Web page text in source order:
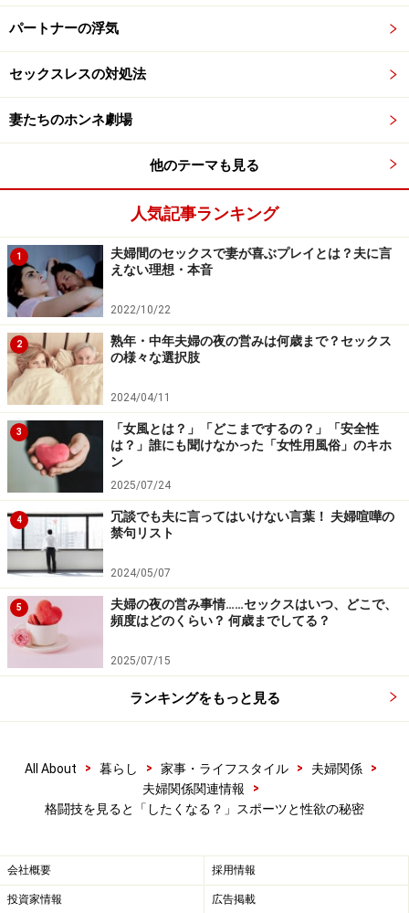
しかし、30代後半になると卵巣の機能が衰えはじめ、40
代後半以降、いわゆる更年期になると女性ホルモンが著
ホルモンが優位になってきます。
これが、女性の性欲が40代ぐらいに高まる原因の一つで
す。40代の女性の性欲が2極化することは、以前の記事
でも触れました。
そして、この男性ホルモンとスポーツの関係が、性欲に
影響してくるのです。
スポーツと性欲の密接な関係
実はスポーツと性欲には切っても切れない関係がありま
す。マラソン婚活、鬼ごっこ婚活など、筋肉を動かす、
汗を流す、テンションを上げる、興奮する、達成感を味
わうという体験を含む婚活は、カップルが成立する確率
が高いのだそう。これも、活動を通じて男女ともにテス
トステロンが多く分泌するからだというのが理由でしょ
う。
性欲を高める男性ホルモンであるテストステロンは、そ
してたんぱく質の合成を助けて筋力と筋肉を増強させる
作用もあります。
れるので、五輪で選手村のアスリートが、試合に向けて
の調整トレーニングなどをすることによって、性欲が高
まる場面がでてくることは十分考えられます。
また、テストステロンは「テンションの上がった状態」
でも多く分泌されるため、試合後のアスリートたちも、
パートナーの浮気
セックスレスの対処法
妻たちのホンネ劇場
他のテーマも見る
人気記事ランキング
1
夫婦間のセックスで妻が喜ぶプレイとは？夫に言
えない理想・本音
2022/10/22
2
熟年・中年夫婦の夜の営みは何歳まで？セックス
の様々な選択肢
2024/04/11
3
「女風とは？」「どこまでするの？」「安全性
は？」誰にも聞けなかった「女性用風俗」のキホ
ン
2025/07/24
4
冗談でも夫に言ってはいけない言葉！ 夫婦喧嘩の
禁句リスト
2024/05/07
5
夫婦の夜の営み事情……セックスはいつ、どこで、
頻度はどのくらい？ 何歳までしてる？
2025/07/15
ランキングをもっと見る
All About > 暮らし > 家事・ライフスタイル > 夫婦関係
>
夫婦関係関連情報
>
格闘技を見ると「したくなる？」スポーツと性欲の秘密
会社概要 採用情報
投資家情報 広告掲載